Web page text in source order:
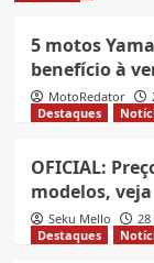
5 motos
benefício à
MotoRedator
Destaques
OFICIAL:
modelos,
Seku Mello
Destaques